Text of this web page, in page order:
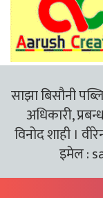
साझा बिसौनी
अधिकारी,
विनोद शाही ।
इमेल :